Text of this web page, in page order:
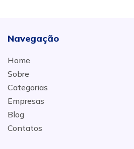
Navegação
Home
Sobre
Categorias
Empresas
Blog
Contatos